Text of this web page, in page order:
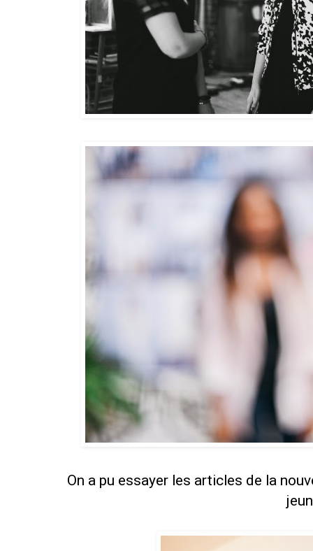
On a pu essayer les articles de la